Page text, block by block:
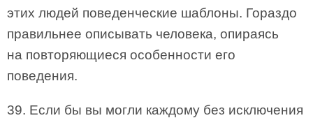
этих людей поведенческие шаблоны. Гораздо
правильнее описывать человека, опираясь
на повторяющиеся особенности его
поведения.
39. Если бы вы могли каждому без исключения